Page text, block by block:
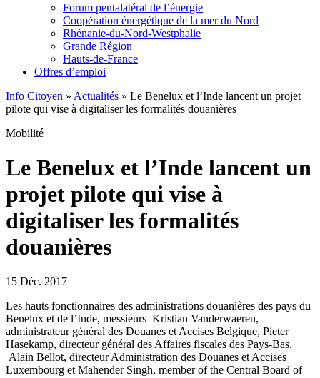
Forum pentalatéral de l’énergie
Coopération énergétique de la mer du Nord
Rhénanie-du-Nord-Westphalie
Grande Région
Hauts-de-France
Offres d’emploi
Info Citoyen » Actualités » Le Benelux et l’Inde lancent un projet
pilote qui vise à digitaliser les formalités douanières
Mobilité
Le Benelux et l’Inde lancent un
projet pilote qui vise à
digitaliser les formalités
douanières
15 Déc. 2017
Les hauts fonctionnaires des administrations douanières des pays du
Benelux et de l’Inde, messieurs Kristian Vanderwaeren,
administrateur général des Douanes et Accises Belgique, Pieter
Hasekamp, directeur général des Affaires fiscales des Pays-Bas,
Alain Bellot, directeur Administration des Douanes et Accises
Luxembourg et Mahender Singh, member of the Central Board of